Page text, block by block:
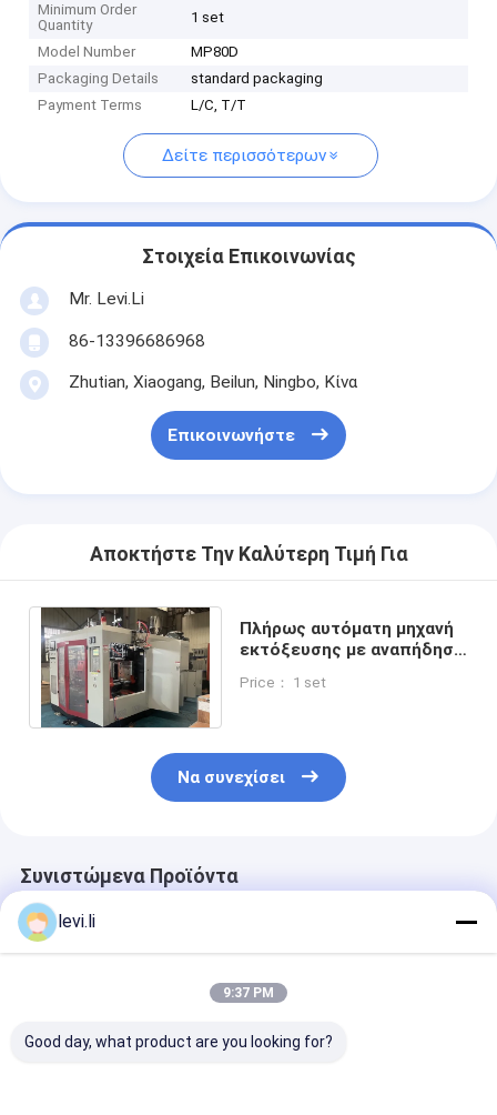
Minimum Order
Quantity
1 set
Model Number
MP80D
Packaging Details
standard packaging
Payment Terms
L/C, T/T
Δείτε περισσότερων
Στοιχεία Επικοινωνίας
Mr. Levi.Li
86-13396686968
Zhutian, Xiaogang, Beilun, Ningbo, Κίνα
Επικοινωνήστε
Αποκτήστε Την Καλύτερη Τιμή Για
Πλήρως αυτόματη μηχανή
εκτόξευσης με αναπήδηση
εγχείρηση
Price： 1 set
Να συνεχίσει
Συνιστώμενα Προϊόντα
levi.li
9:37 PM
Good day, what product are you looking for?